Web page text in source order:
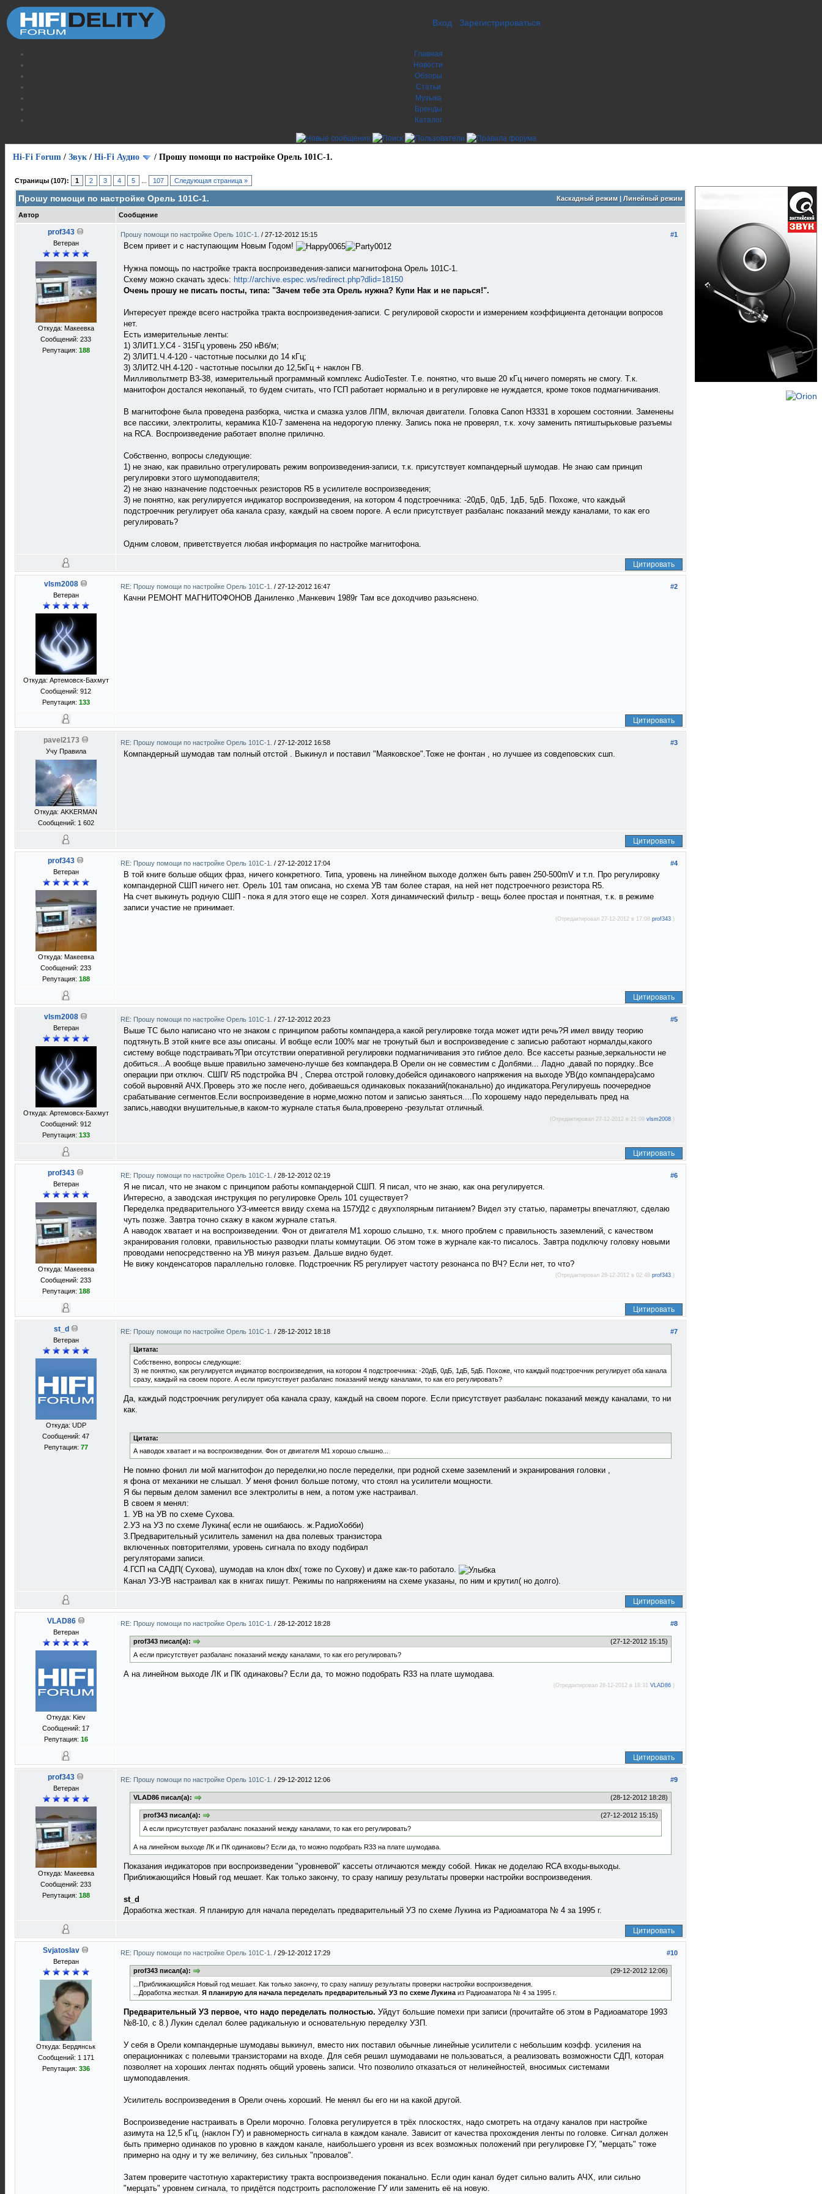
Вход Зарегистрироваться
Главная
Новости
Обзоры
Статьи
Музыка
Бренды
Каталог
Hi-Fi Forum / Звук / Hi-Fi Аудио / Прошу помощи по настройке Орель 101С-1.
Страницы (107): 1 2 3 4 5 107 Следующая страница »
Каскадный режим| Линейный режим
Прошу помощи по настройке Орель 101С-1.
Автор Сообщение
prof343
Ветеран
Откуда: Макеевка
Сообщений: 233
Репутация: 188
#1
Прошу помощи по настройке Орель 101С-1. / 27-12-2012 15:15
Всем привет и с наступающим Новым Годом!
Нужна помощь по настройке тракта воспроизведения-записи магнитофона Орель 101С-1.
Схему можно скачать здесь: http://archive.espec.ws/redirect.php?dlid=18150
Очень прошу не писать посты, типа: "Зачем тебе эта Орель нужна? Купи Нак и не парься!".
Интересует прежде всего настройка тракта воспроизведения-записи. С регулировой скорости и измерением коэффициента детонации вопросов
нет.
Есть измерительные ленты:
1) 3ЛИТ1.У.С4 - 315Гц уровень 250 нВб/м;
2) 3ЛИТ1.Ч.4-120 - частотные посылки до 14 кГц;
3) 3ЛИТ2.ЧН.4-120 - частотные посылки до 12,5кГц + наклон ГВ.
Милливольтметр В3-38, измерительный программный комплекс AudioTester. Т.е. понятно, что выше 20 кГц ничего померять не смогу. Т.к.
манитофон достался некопаный, то будем считать, что ГСП работает нормально и в регулировке не нуждается, кроме токов подмагничивания.
В магнитофоне была проведена разборка, чистка и смазка узлов ЛПМ, включая двигатели. Головка Canon H3331 в хорошем состоянии. Заменены
все пассики, электролиты, керамика К10-7 заменена на недорогую пленку. Запись пока не проверял, т.к. хочу заменить пятиштырьковые разъемы
на RCA. Воспроизведение работает вполне прилично.
Собственно, вопросы следующие:
1) не знаю, как правильно отрегулировать режим вопроизведения-записи, т.к. присутствует компандерный шумодав. Не знаю сам принцип
регулировки этого шумоподавителя;
2) не знаю назначение подстоечных резисторов R5 в усилителе воспроизведения;
3) не понятно, как регулируется индикатор воспроизведения, на котором 4 подстроечника: -20дБ, 0дБ, 1дБ, 5дБ. Похоже, что каждый
подстроечник регулирует оба канала сразу, каждый на своем пороге. А если присутствует разбаланс показаний между каналами, то как его
регулировать?
Одним словом, приветствуется любая информация по настройке магнитофона.
Цитировать
vlsm2008
Ветеран
Откуда: Артемовск-Бахмут
Сообщений: 912
Репутация: 133
#2
RE: Прошу помощи по настройке Орель 101С-1. / 27-12-2012 16:47
Качни РЕМОНТ МАГНИТОФОНОВ Даниленко ,Манкевич 1989г Там все доходчиво разьяснено.
Цитировать
pavel2173
Учу Правила
Откуда: АKKERMAN
Сообщений: 1 602
#3
RE: Прошу помощи по настройке Орель 101С-1. / 27-12-2012 16:58
Компандерный шумодав там полный отстой . Выкинул и поставил "Маяковское".Тоже не фонтан , но лучшее из совдеповских сшп.
Цитировать
prof343
Ветеран
Откуда: Макеевка
Сообщений: 233
Репутация: 188
#4
RE: Прошу помощи по настройке Орель 101С-1. / 27-12-2012 17:04
В той книге больше общих фраз, ничего конкретного. Типа, уровень на линейном выходе должен быть равен 250-500mV и т.п. Про регулировку
компандерной СШП ничего нет. Орель 101 там описана, но схема УВ там более старая, на ней нет подстроечного резистора R5.
На счет выкинуть родную СШП - пока я для этого еще не созрел. Хотя динамический фильтр - вещь более простая и понятная, т.к. в режиме
записи участие не принимает.
(Отредактировал 27-12-2012 в 17:08 prof343.)
Цитировать
vlsm2008
Ветеран
Откуда: Артемовск-Бахмут
Сообщений: 912
Репутация: 133
#5
RE: Прошу помощи по настройке Орель 101С-1. / 27-12-2012 20:23
Выше ТС было написано что не знаком с принципом работы компандера,а какой регулировке тогда может идти речь?Я имел ввиду теорию
подтянуть.В этой книге все азы описаны. И вобще если 100% маг не тронутый был и воспроизведение с записью работают нормалды,какого
систему вобще подстраивать?При отсутствии оперативной регулировки подмагничивания это гиблое дело. Все кассеты разные,зеркальности не
добиться...А вообще выше правильно замечено-лучше без компандера.В Орели он не совместим с Долбями... Ладно ,давай по порядку..Все
операции при отключ. СШП/ R5 подстройка ВЧ , Сперва отстрой головку,добейся одинакового напряжения на выходе УВ(до компандера)само
собой выровняй АЧХ.Проверь это же после него, добиваешься одинаковых показаний(поканально) до индикатора.Регулируешь поочередное
срабатывание сегментов.Если воспроизведение в норме,можно потом и записью заняться....По хорошему надо переделывать пред на
запись,наводки внушительные,в каком-то журнале статья была,проверено -результат отличный.
(Отредактировал 27-12-2012 в 21:09 vlsm2008.)
Цитировать
prof343
Ветеран
Откуда: Макеевка
Сообщений: 233
Репутация: 188
#6
RE: Прошу помощи по настройке Орель 101С-1. / 28-12-2012 02:19
Я не писал, что не знаком с принципом работы компандерной СШП. Я писал, что не знаю, как она регулируется.
Интересно, а заводская инструкция по регулировке Орель 101 существует?
Переделка предварительного УЗ-имеется ввиду схема на 157УД2 с двухполярным питанием? Видел эту статью, параметры впечатляют, сделаю
чуть позже. Завтра точно скажу в каком журнале статья.
А наводок хватает и на воспроизведении. Фон от двигателя М1 хорошо слышно, т.к. много проблем с правильность заземлений, с качеством
экранирования головки, правильностью разводки платы коммутации. Об этом тоже в журнале как-то писалось. Завтра подключу головку новыми
проводами непосредственно на УВ минуя разъем. Дальше видно будет.
Не вижу конденсаторов параллельно головке. Подстроечник R5 регулирует частоту резонанса по ВЧ? Если нет, то что?
(Отредактировал 28-12-2012 в 02:48 prof343.)
Цитировать
st_d
Ветеран
Откуда: UDP
Сообщений: 47
Репутация: 77
#7
RE: Прошу помощи по настройке Орель 101С-1. / 28-12-2012 18:18
Цитата:
Собственно, вопросы следующие:
3) не понятно, как регулируется индикатор воспроизведения, на котором 4 подстроечника: -20дБ, 0дБ, 1дБ, 5дБ. Похоже, что каждый подстроечник регулирует оба канала
сразу, каждый на своем пороге. А если присутствует разбаланс показаний между каналами, то как его регулировать?
Да, каждый подстроечник регулирует оба канала сразу, каждый на своем пороге. Если присутствует разбаланс показаний между каналами, то ни
как.
Цитата:
А наводок хватает и на воспроизведении. Фон от двигателя М1 хорошо слышно...
Не помню фонил ли мой магнитофон до переделки,но после переделки, при родной схеме заземлений и экранирования головки ,
я фона от механики не слышал. У меня фонил больше потому, что стоял на усилители мощности.
Я бы первым делом заменил все электролиты в нем, а потом уже настраивал.
В своем я менял:
1. УВ на УВ по схеме Сухова.
2.УЗ на УЗ по схеме Лукина( если не ошибаюсь. ж.РадиоХобби)
3.Предварительный усилитель заменил на два полевых транзистора
включенных повторителями, уровень сигнала по входу подбирал
регуляторами записи.
4.ГСП на САДП( Сухова), шумодав на клон dbx( тоже по Сухову) и даже как-то работало.
Канал УЗ-УВ настраивал как в книгах пишут. Режимы по напряжениям на схеме указаны, по ним и крутил( но долго).
Цитировать
VLAD86
Ветеран
Откуда: Kiev
Сообщений: 17
Репутация: 16
#8
RE: Прошу помощи по настройке Орель 101С-1. / 28-12-2012 18:28
(27-12-2012 15:15)
prof343 писал(а):
А если присутствует разбаланс показаний между каналами, то как его регулировать?
А на линейном выходе ЛК и ПК одинаковы? Если да, то можно подобрать R33 на плате шумодава.
(Отредактировал 28-12-2012 в 18:31 VLAD86.)
Цитировать
prof343
Ветеран
Откуда: Макеевка
Сообщений: 233
Репутация: 188
#9
RE: Прошу помощи по настройке Орель 101С-1. / 29-12-2012 12:06
(28-12-2012 18:28)
VLAD86 писал(а):
(27-12-2012 15:15)
prof343 писал(а):
А если присутствует разбаланс показаний между каналами, то как его регулировать?
А на линейном выходе ЛК и ПК одинаковы? Если да, то можно подобрать R33 на плате шумодава.
Показания индикаторов при воспроизведении "уровневой" кассеты отличаются между собой. Никак не доделаю RCA входы-выходы.
Приближающийся Новый год мешает. Как только закончу, то сразу напишу результаты проверки настройки воспроизведения.
st_d
Доработка жесткая. Я планирую для начала переделать предварительный УЗ по схеме Лукина из Радиоаматора № 4 за 1995 г.
Цитировать
Svjatoslav
Ветеран
Откуда: Бердянськ
Сообщений: 1 171
Репутация: 336
#10
RE: Прошу помощи по настройке Орель 101С-1. / 29-12-2012 17:29
(29-12-2012 12:06)
prof343 писал(а):
...Приближающийся Новый год мешает. Как только закончу, то сразу напишу результаты проверки настройки воспроизведения.
...Доработка жесткая. Я планирую для начала переделать предварительный УЗ по схеме Лукина из Радиоаматора № 4 за 1995 г.
Предварительный УЗ первое, что надо переделать полностью. Уйдут большие помехи при записи (прочитайте об этом в Радиоаматоре 1993
№8-10, с 8.) Лукин сделал более радикальную и основательную переделку УЗП.
У себя в Орели компандерные шумодавы выкинул, вместо них поставил обычные линейные усилители с небольшим коэфф. усиления на
операционниках с полевыми транзисторами на входе. Для себя решил шумодавами не пользоваться, а реализовать возможности СДП, которая
позволяет на хороших лентах поднять общий уровень записи. Что позволило отказаться от нелинейностей, вносимых системами
шумоподавления.
Усилитель воспроизведения в Орели очень хороший. Не менял бы его ни на какой другой.
Воспроизведение настраивать в Орели морочно. Головка регулируется в трёх плоскостях, надо смотреть на отдачу каналов при настройке
азимута на 12,5 кГц, (наклон ГУ) и равномерность сигнала в каждом канале. Зависит от качества прохождения ленты по головке. Сигнал должен
быть примерно одинаков по уровню в каждом канале, наибольшего уровня из всех возможных положений при регулировке ГУ, "мерцать" тоже
примерно на одну и ту же величину, без сильных "провалов".
Затем проверите частотную характеристику тракта воспроизведения поканально. Если один канал будет сильно валить АЧХ, или сильно
"мерцать" уровнем сигнала, то придётся подстроить расположение ГУ или заменить её на новую.